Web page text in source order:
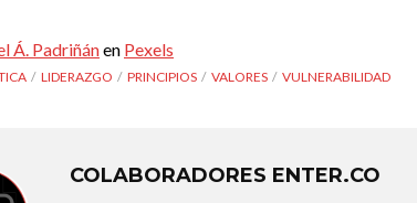
Á. Padriñánen Pexels
LIDERAZGO PRINCIPIOS VALORES VULNERABILIDAD
COLABORADORES ENTER.CO